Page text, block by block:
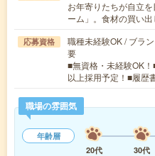
お年寄りたちが自立
ーム」。食材の買い
応募資格
職種未経験OK / ブラ
要
■無資格・未経験OK
以上採用予定！■履歴
職場の雰囲気
年齢層
20代
30代